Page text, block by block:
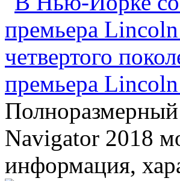
премьера
Navigator 2018
информация,